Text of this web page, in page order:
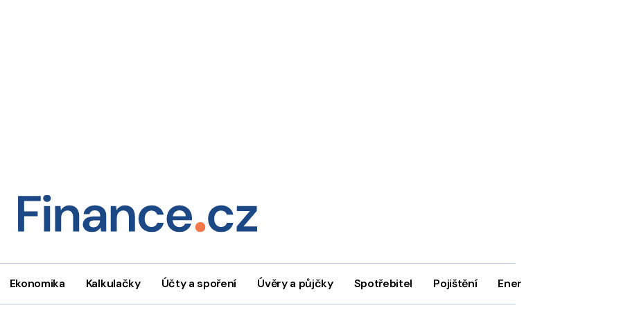
Ekonomika Kalkulačky Účty a spoření Úvěry a půjčky Spotřebitel Pojištění Energie